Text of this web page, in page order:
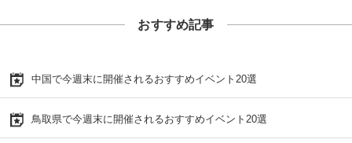
おすすめ記事
中国で今週末に開催されるおすすめイベント20選
鳥取県で今週末に開催されるおすすめイベント20選